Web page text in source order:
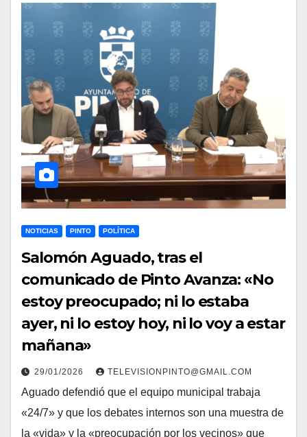
NOTICIAS PINTO POLÍTICA
Salomón Aguado, tras el
comunicado de Pinto Avanza: «No
estoy preocupado; ni lo estaba
ayer, ni lo estoy hoy, ni lo voy a estar
mañana»
29/01/2026 TELEVISIONPINTO@GMAIL.COM
Aguado defendió que el equipo municipal trabaja
«24/7» y que los debates internos son una muestra de
la «vida» y la «preocupación por los vecinos» que